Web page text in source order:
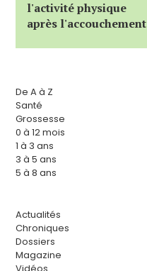
l'activité physique
après l'accouchement
De A à Z
Santé
Grossesse
0 à 12 mois
1 à 3 ans
3 à 5 ans
5 à 8 ans
Actualités
Chroniques
Dossiers
Magazine